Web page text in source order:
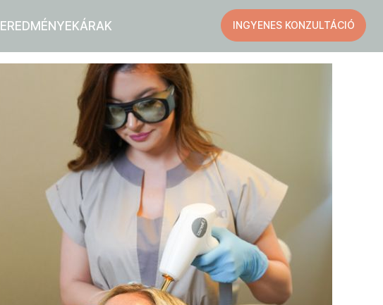
INGYENES KONZULTÁCIÓ
EREDMÉNYEKÁRAK